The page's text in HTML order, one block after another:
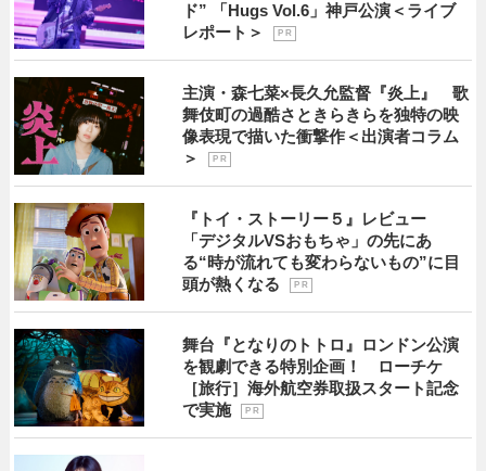
ド” 「Hugs Vol.6」神戸公演＜ライブ
レポート＞
P R
主演・森七菜×長久允監督『炎上』 歌
舞伎町の過酷さときらきらを独特の映
像表現で描いた衝撃作＜出演者コラム
＞
P R
『トイ・ストーリー５』レビュー
「デジタルVSおもちゃ」の先にあ
る“時が流れても変わらないもの”に目
頭が熱くなる
P R
舞台『となりのトトロ』ロンドン公演
を観劇できる特別企画！ ローチケ
［旅行］海外航空券取扱スタート記念
で実施
P R